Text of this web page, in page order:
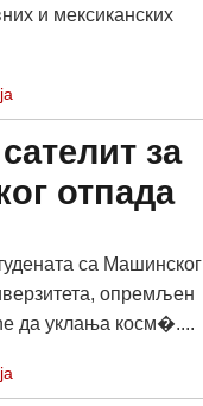
и мексиканских
за
отпада
са Машинског
опремљен
да уклања косм�....